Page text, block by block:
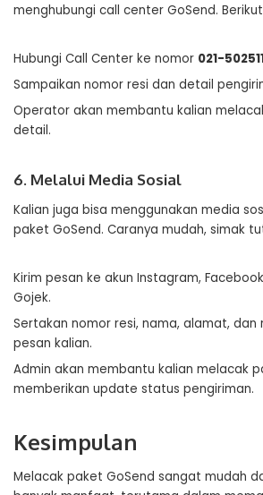
menghubungi call center GoSend.
Hubungi Call Center ke nomor 021-
Sampaikan nomor resi dan detail
Operator akan membantu kalian
detail.
6. Melalui Media Sosial
Kalian juga bisa menggunakan media
paket GoSend. Caranya mudah, simak
Kirim pesan ke akun Instagram,
Gojek.
Sertakan nomor resi, nama, alamat, dan
pesan kalian.
Admin akan membantu kalian melacak
memberikan update status pengiriman.
Kesimpulan
Melacak paket GoSend sangat mudah